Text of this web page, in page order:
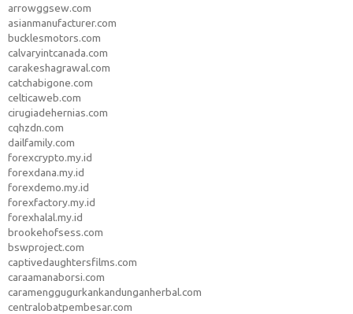
arrowggsew.com
asianmanufacturer.com
bucklesmotors.com
calvaryintcanada.com
carakeshagrawal.com
catchabigone.com
celticaweb.com
cirugiadehernias.com
cqhzdn.com
dailfamily.com
forexcrypto.my.id
forexdana.my.id
forexdemo.my.id
forexfactory.my.id
forexhalal.my.id
brookehofsess.com
bswproject.com
captivedaughtersfilms.com
caraamanaborsi.com
caramenggugurkankandunganherbal.com
centralobatpembesar.com